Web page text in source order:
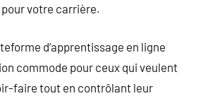
votre carrière.
d’apprentissage en ligne
commode pour ceux qui veulent
faire tout en contrôlant leur